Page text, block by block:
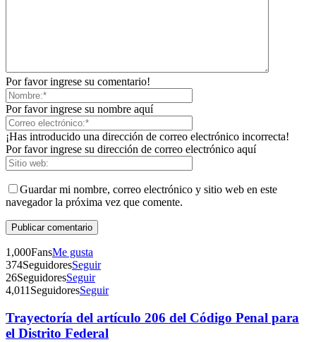
Por favor ingrese su comentario!
Por favor ingrese su nombre aquí
¡Has introducido una dirección de correo electrónico incorrecta!
Por favor ingrese su dirección de correo electrónico aquí
Guardar mi nombre, correo electrónico y sitio web en este
navegador la próxima vez que comente.
1,000FansMe gusta
374SeguidoresSeguir
26SeguidoresSeguir
4,011 SeguidoresSeguir
Trayectoría del artículo 206 del Código Penal para
el Distrito Federal